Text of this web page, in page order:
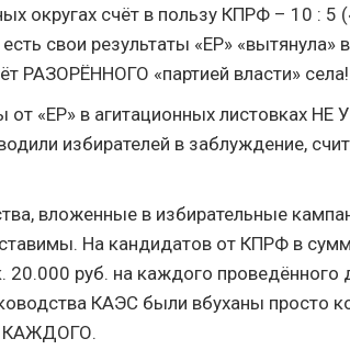
округах счёт в пользу КПРФ – 10 : 5
свои результаты «ЕР» «вытянула»
РАЗОРЁННОГО «партией власти» села!
«ЕР» в агитационных листовках
избирателей в заблуждение,
вложенные в избирательные
На кандидатов от КПРФ в
20.000 руб. на каждого проведённого
КАЭС были вбуханы просто
КАЖДОГО.